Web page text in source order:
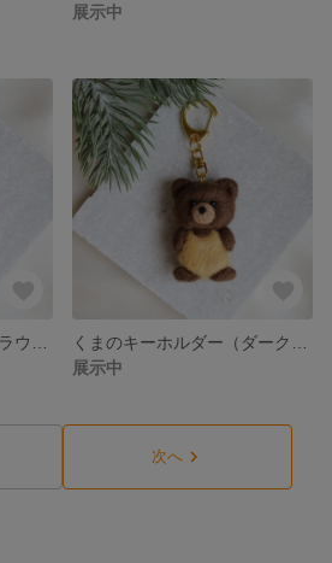
展示中
展示中
次へ